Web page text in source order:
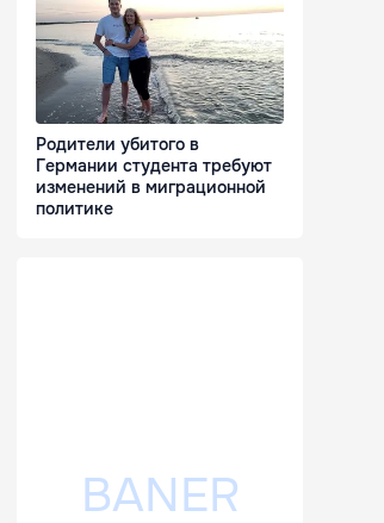
Родители убитого в
Германии студента требуют
изменений в миграционной
политике